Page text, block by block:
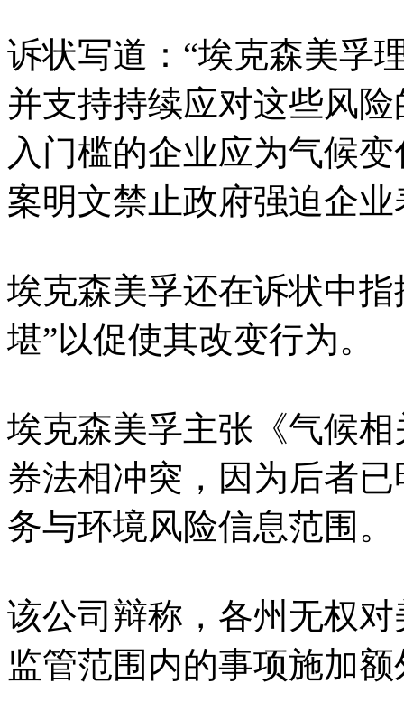
诉状写道：“埃克森美孚
并支持持续应对这些风
入门槛的企业应为气候
案明文禁止政府强迫企
埃克森美孚还在诉状中
堪”以促使其改变行为。
埃克森美孚主张《气候
券法相冲突，因为后者
务与环境风险信息范围。
该公司辩称，各州无权
监管范围内的事项施加